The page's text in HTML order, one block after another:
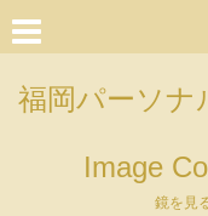
福岡パーソナ
Image
鏡を見